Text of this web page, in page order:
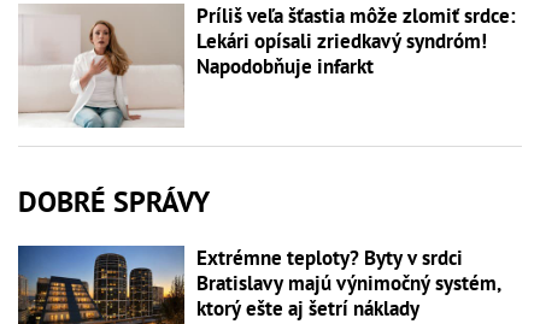
Príliš veľa šťastia môže zlomiť srdce:
Lekári opísali zriedkavý syndróm!
Napodobňuje infarkt
DOBRÉ SPRÁVY
Extrémne teploty? Byty v srdci
Bratislavy majú výnimočný systém,
ktorý ešte aj šetrí náklady